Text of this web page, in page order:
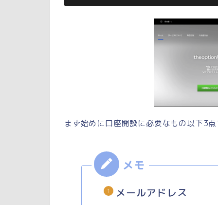
まず始めに口座開設に必要なもの以下3
メールアドレス